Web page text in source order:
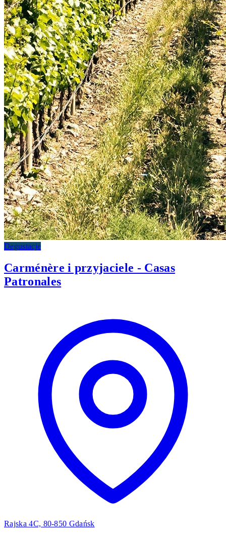
Degustacje
Carménère i przyjaciele - Casas
Patronales
Rajska 4C, 80-850 Gdańsk